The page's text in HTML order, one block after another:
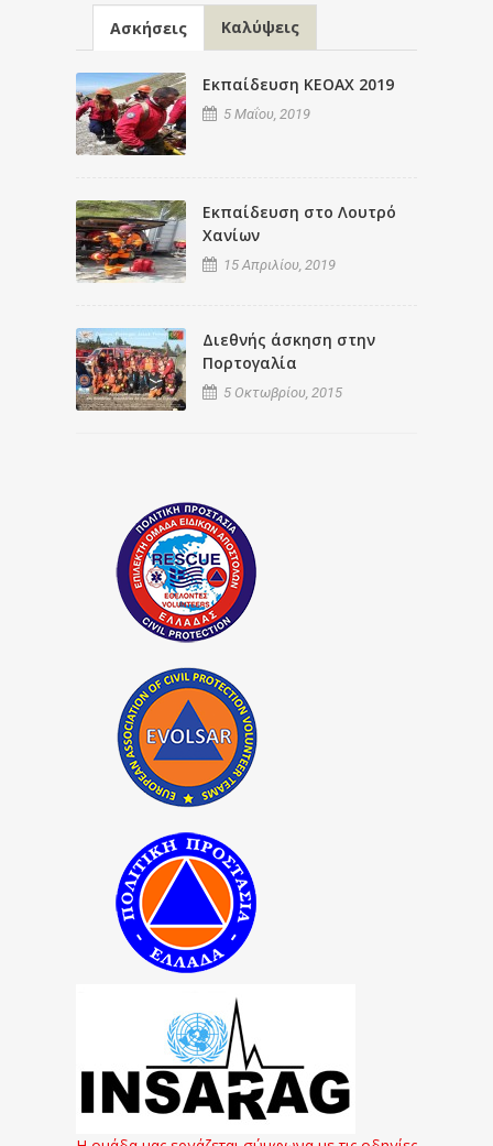
Ασκήσεις Καλύψεις
Εκπαίδευση ΚΕΟΑΧ 2019
5 Μαΐου, 2019
Εκπαίδευση στο Λουτρό
Χανίων
15 Απριλίου, 2019
Διεθνής άσκηση στην
Πορτογαλία
5 Οκτωβρίου, 2015